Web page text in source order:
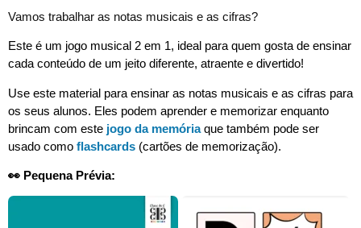
Vamos trabalhar as notas musicais e as cifras?
Este é um jogo musical 2 em 1, ideal para quem gosta de ensinar
cada conteúdo de um jeito diferente, atraente e divertido!
Use este material para ensinar as notas musicais e as cifras para
os seus alunos. Eles podem aprender e memorizar enquanto
brincam com este jogo da memóriaque também pode ser
usado como flashcards (cartões de memorização).
👀 Pequena Prévia: